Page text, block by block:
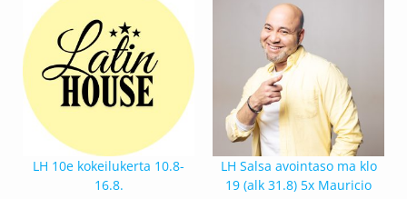
LH 10e kokeilukerta 10.8-
16.8.
LH Salsa avointaso ma klo
19 (alk 31.8) 5x Mauricio